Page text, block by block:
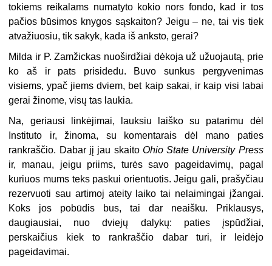
tokiems reikalams numatyto kokio nors fondo, kad ir tos
pačios būsimos knygos sąskaiton? Jeigu – ne, tai vis tiek
atvažiuosiu, tik sakyk, kada iš anksto, gerai?
Milda ir P. Zamžickas nuoširdžiai dėkoja už užuojautą, prie
ko aš ir pats prisidedu. Buvo sunkus pergyvenimas
visiems, ypač jiems dviem, bet kaip sakai, ir kaip visi labai
gerai žinome, visų tas laukia.
Na, geriausi linkėjimai, lauksiu laiško su patarimu dėl
Instituto ir, žinoma, su komentarais dėl mano paties
rankraščio. Dabar jį jau skaito Ohio State University Press
ir, manau, jeigu priims, turės savo pageidavimų, pagal
kuriuos mums teks paskui orientuotis. Jeigu gali, prašyčiau
rezervuoti sau artimoj ateity laiko tai nelaimingai įžangai.
Koks jos pobūdis bus, tai dar neaišku. Priklausys,
daugiausiai, nuo dviejų dalykų: paties įspūdžiai,
perskaičius kiek to rankraščio dabar turi, ir leidėjo
pageidavimai.